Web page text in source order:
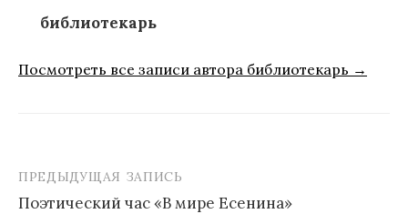
библиотекарь
Посмотреть все записи автора библиотекарь →
Навигация
ПРЕДЫДУЩАЯ ЗАПИСЬ
Поэтический час «В мире Есенина»